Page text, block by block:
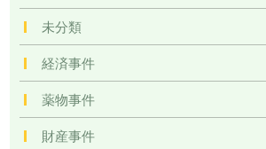
未分類
経済事件
薬物事件
財産事件